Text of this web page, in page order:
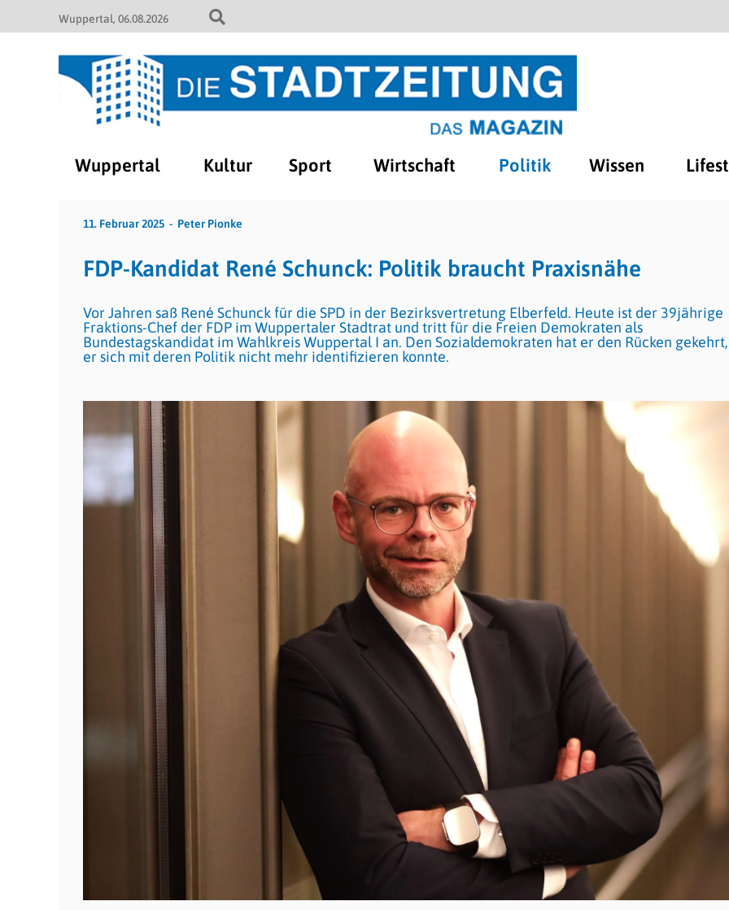
Wuppertal 06.08.2026
Wuppertal Kultur Sport Wirtschaft Politik Wissen
11. Februar 2025 Peter Pionke
FDP-Kandidat René Schunck: Politik braucht Praxisnähe
Vor Jahren saß René Schunck für die SPD in der Bezirksvertretung Elberfeld. Heute ist der 39jährige
Fraktions-Chef der FDP im Wuppertaler Stadtrat und tritt für die Freien Demokraten als
Bundestagskandidat im Wahlkreis Wuppertal I an. Den Sozialdemokraten hat er den Rücken
er sich mit deren Politik nicht mehr identifizieren konnte.